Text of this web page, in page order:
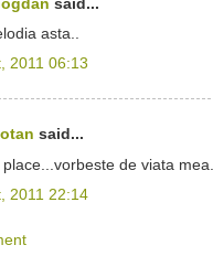
asta..
2011 06:13
said...
de viata
2011 22:14